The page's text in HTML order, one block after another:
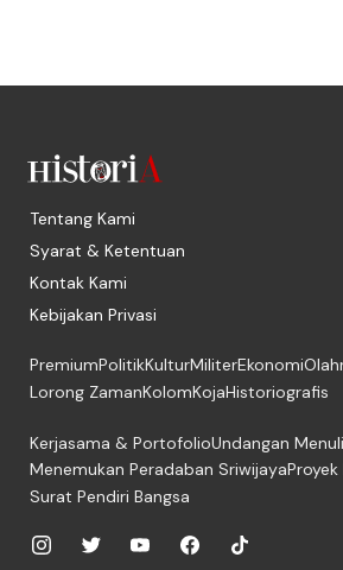
Tentang Kami
Syarat & Ketentuan
Kontak Kami
Kebijakan Privasi
PremiumPolitikKulturMiliterEkonomi
Lorong ZamanKolomKojaHistoriografis
Kerjasama & PortofolioUndangan
Menemukan Peradaban SriwijayaProyek
Surat Pendiri Bangsa